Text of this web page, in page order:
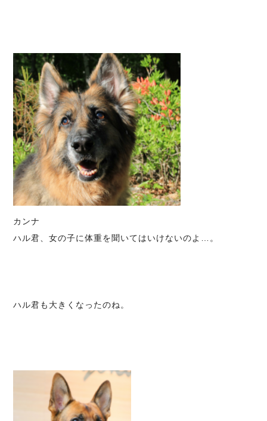
カンナ
ハル君、女の子に体重を聞いてはいけないのよ…。
ハル君も大きくなったのね。